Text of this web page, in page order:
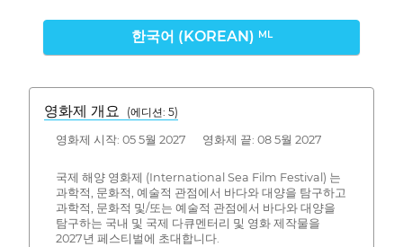
한국어 (KOREAN) ML
영화제 개요 (에디션: 5)
영화제 시작: 05 5월 2027 영화제 끝: 08 5월 2027
국제 해양 영화제 (International Sea Film Festival) 는
과학적, 문화적, 예술적 관점에서 바다와 대양을 탐구하고
과학적, 문화적 및/또는 예술적 관점에서 바다와 대양을
탐구하는 국내 및 국제 다큐멘터리 및 영화 제작물을
2027년 페스티벌에 초대합니다.